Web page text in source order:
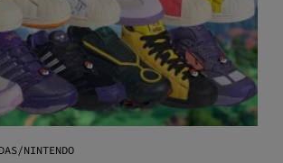
NINTENDO